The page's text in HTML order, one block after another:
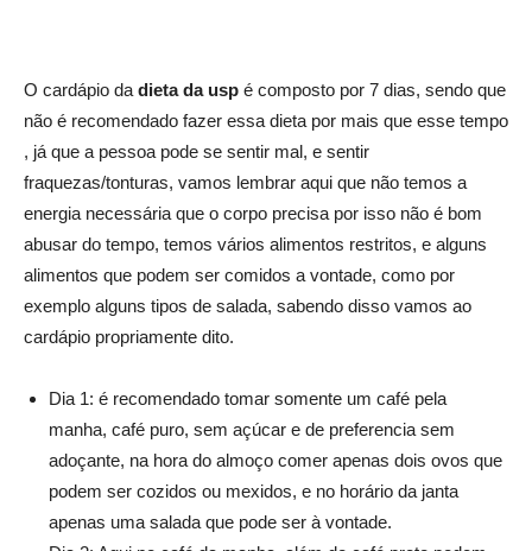
O cardápio da dieta da usp é composto por 7 dias, sendo que
não é recomendado fazer essa dieta por mais que esse tempo
, já que a pessoa pode se sentir mal, e sentir
fraquezas/tonturas, vamos lembrar aqui que não temos a
energia necessária que o corpo precisa por isso não é bom
abusar do tempo, temos vários alimentos restritos, e alguns
alimentos que podem ser comidos a vontade, como por
exemplo alguns tipos de salada, sabendo disso vamos ao
cardápio propriamente dito.
Dia 1: é recomendado tomar somente um café pela
manha, café puro, sem açúcar e de preferencia sem
adoçante, na hora do almoço comer apenas dois ovos que
podem ser cozidos ou mexidos, e no horário da janta
apenas uma salada que pode ser à vontade.